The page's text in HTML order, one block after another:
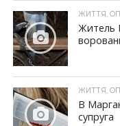
ЖИТТЯ,
Житель
ЖИТТЯ,
В
супруга